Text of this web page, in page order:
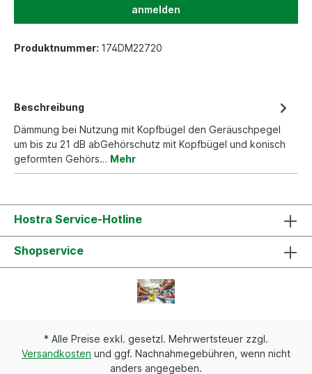
anmelden
Produktnummer: 174DM22720
Beschreibung
Dämmung bei Nutzung mit Kopfbügel den Geräuschpegel
um bis zu 21 dB abGehörschutz mit Kopfbügel und konisch
geformten Gehörs… Mehr
Hostra Service-Hotline
Shopservice
* Alle Preise exkl. gesetzl. Mehrwertsteuer zzgl.
Versandkosten und ggf. Nachnahmegebühren, wenn nicht
anders angegeben.